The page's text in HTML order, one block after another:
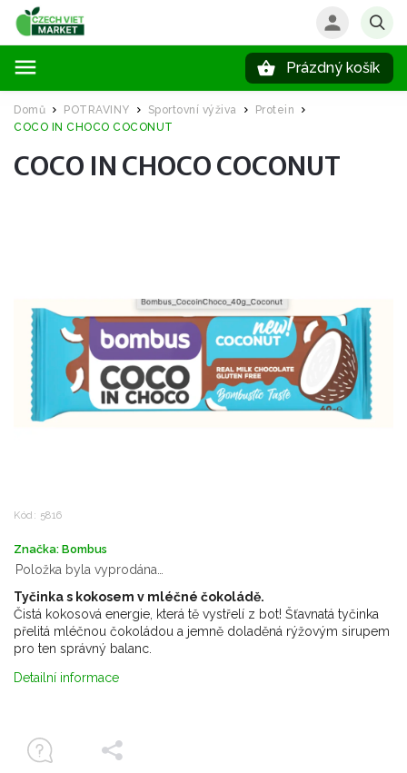
Prázdný košík
Domů / POTRAVINY / Sportovní výživa / Protein
/
COCO IN CHOCO COCONUT
COCO IN CHOCO COCONUT
Kód: 5816
Značka: Bombus
Položka byla vyprodána…
Tyčinka s kokosem v mléčné čokoládě.
Čistá kokosová energie, která tě vystřelí z bot! Šťavnatá tyčinka
přelitá mléčnou čokoládou a jemně doladěná rýžovým sirupem
pro ten správný balanc.
Detailní informace